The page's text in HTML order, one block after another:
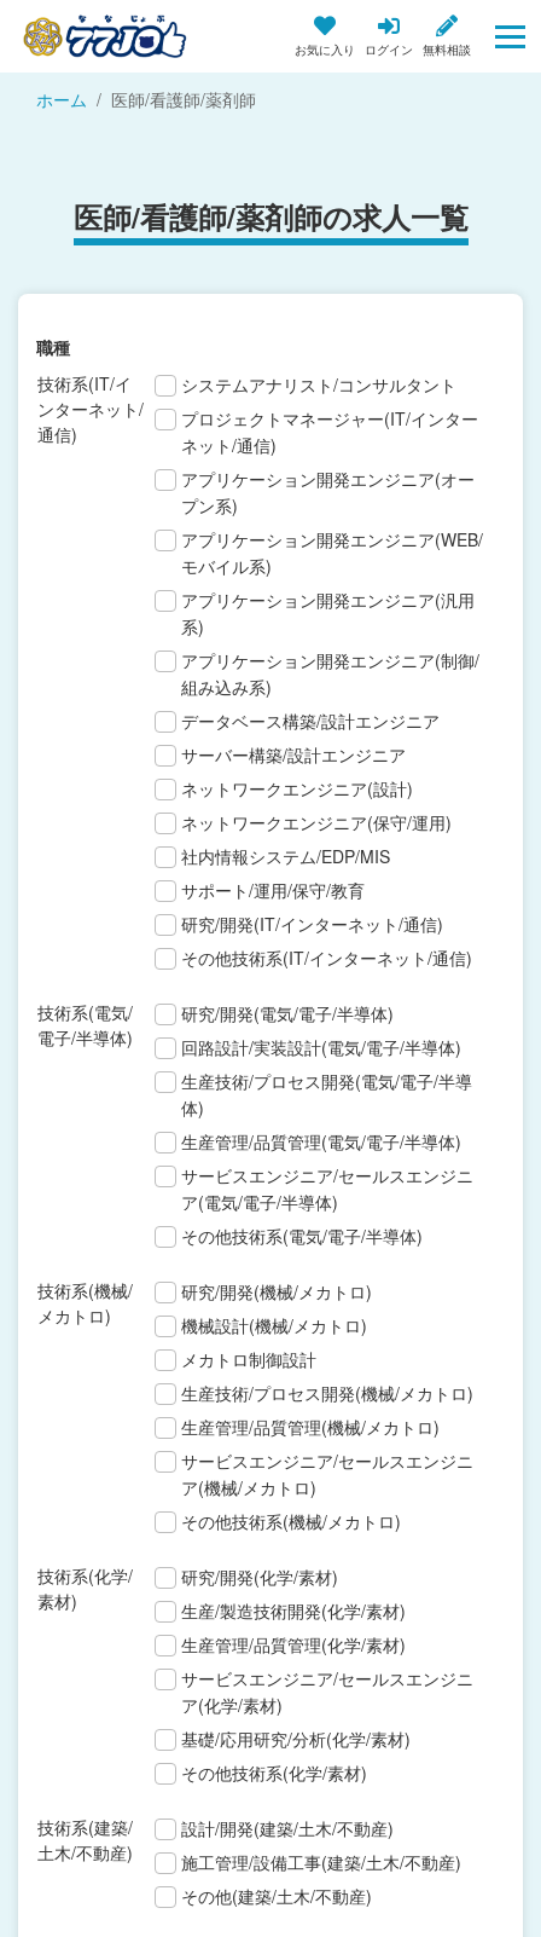
お気に入り ログイン 無料相談
ホーム 医師/看護師/薬剤師
医師/看護師/薬剤師の求人一覧
職種
技術系(IT/イ
ンターネット/
通信)
システムアナリスト/コンサルタント
プロジェクトマネージャー(IT/インター
ネット/通信)
アプリケーション開発エンジニア(オー
プン系)
アプリケーション開発エンジニア(WEB/
モバイル系)
アプリケーション開発エンジニア(汎用
系)
アプリケーション開発エンジニア(制御/
組み込み系)
データベース構築/設計エンジニア
サーバー構築/設計エンジニア
ネットワークエンジニア(設計)
ネットワークエンジニア(保守/運用)
社内情報システム/EDP/MIS
サポート/運用/保守/教育
研究/開発(IT/インターネット/通信)
その他技術系(IT/インターネット/通信)
技術系(電気/
電子/半導体)
研究/開発(電気/電子/半導体)
回路設計/実装設計(電気/電子/半導体)
生産技術/プロセス開発(電気/電子/半導
体)
生産管理/品質管理(電気/電子/半導体)
サービスエンジニア/セールスエンジニ
ア(電気/電子/半導体)
その他技術系(電気/電子/半導体)
技術系(機械/
メカトロ)
研究/開発(機械/メカトロ)
機械設計(機械/メカトロ)
メカトロ制御設計
生産技術/プロセス開発(機械/メカトロ)
生産管理/品質管理(機械/メカトロ)
サービスエンジニア/セールスエンジニ
ア(機械/メカトロ)
その他技術系(機械/メカトロ)
技術系(化学/
素材)
研究/開発(化学/素材)
生産/製造技術開発(化学/素材)
生産管理/品質管理(化学/素材)
サービスエンジニア/セールスエンジニ
ア(化学/素材)
基礎/応用研究/分析(化学/素材)
その他技術系(化学/素材)
技術系(建築/
土木/不動産)
設計/開発(建築/土木/不動産)
施工管理/設備工事(建築/土木/不動産)
その他(建築/土木/不動産)